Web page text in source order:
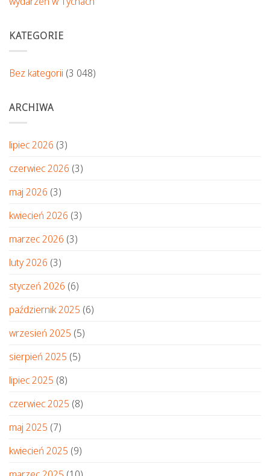
KATEGORIE
Bez kategorii (3 048)
ARCHIWA
lipiec 2026 (3)
czerwiec 2026 (3)
maj 2026 (3)
kwiecień 2026 (3)
marzec 2026 (3)
luty 2026 (3)
styczeń 2026 (6)
październik 2025 (6)
wrzesień 2025 (5)
sierpień 2025 (5)
lipiec 2025 (8)
czerwiec 2025 (8)
maj 2025 (7)
kwiecień 2025 (9)